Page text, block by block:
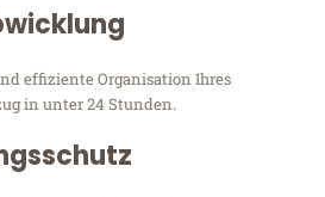
effiziente Organisation Ihres
in unter 24 Stunden.